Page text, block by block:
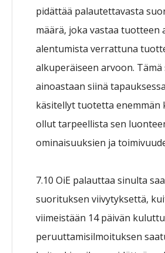
pidättää palautettavasta
määrä, joka vastaa tuotteen
alentumista verrattuna
alkuperäiseen arvoon.
ainoastaan siinä
käsitellyt tuotetta enemmän
ollut tarpeellista sen
ominaisuuksien ja
7.10 OiE palauttaa sinulta
suorituksen viivytyksettä,
viimeistään 14 päivän
peruuttamisilmoituksen